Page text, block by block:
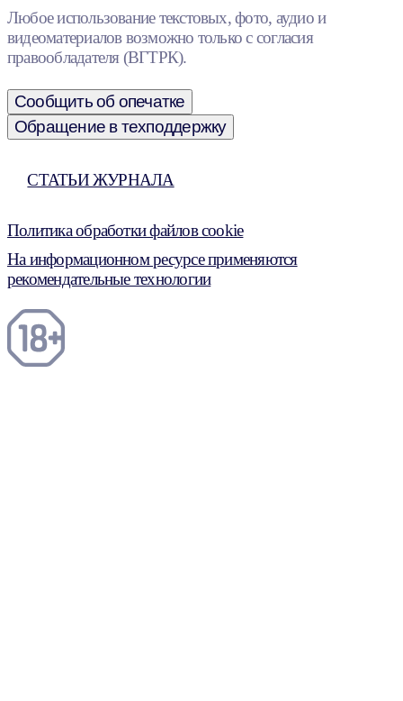
Любое использование текстовых, фото, аудио и
видеоматериалов возможно только с согласия
правообладателя (ВГТРК).
Сообщить об опечатке
Обращение в техподдержку
СТАТЬИ ЖУРНАЛА
Политика обработки файлов cookie
На информационном ресурсе применяются
рекомендательные технологии